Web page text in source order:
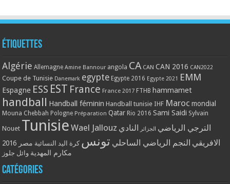
Étiquettes
Algérie Allemagne Amine Bannour angola CA CAN CAN 2016 CAN2022
Coupe de Tunisie Danemark egypte Egypte 2016 Egypte 2021 EMM
Espagne ESS EST France France 2017 FTHB hammamet
handball Handball féminin Handball tunisie IHF Maroc mondial
Mouna Chebbah Pologne Préparation Qatar Rio 2016 Sami Saidi Sylvain
Nouet Tunisie Wael Jallouz الترجي الرياضي الجزائر النادي
الافريقي النجم الرياضي الساحلي تونس كرة اليد النسائية مصر 2016
مكارم المهدية وائل جلوز
Catégories